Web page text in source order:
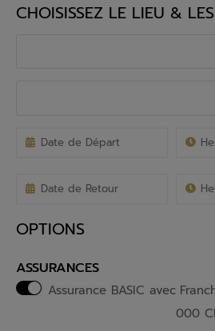
CHOISISSEZ LE LIEU &
OPTIONS
ASSURANCES
Assurance BASIC avec
000